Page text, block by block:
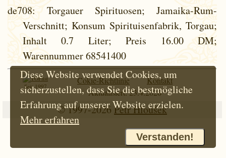
de708: Torgauer Spirituosen; Jamaika-Rum-
Verschnitt; Konsum Spirituisenfabrik, Torgau;
Inhalt 0.7 Liter; Preis 16.00 DM;
Warennummer 68541400
Seit 1997
Cokie-Richtlinie
Kontakt
Aktualisiert: 23.4.2026
© 1997-2026 Petr Hloušek
Diese Website verwendet Cookies, um
sicherzustellen, dass Sie die bestmögliche
Erfahrung auf unserer Website erzielen.
Mehr erfahren
Verstanden!